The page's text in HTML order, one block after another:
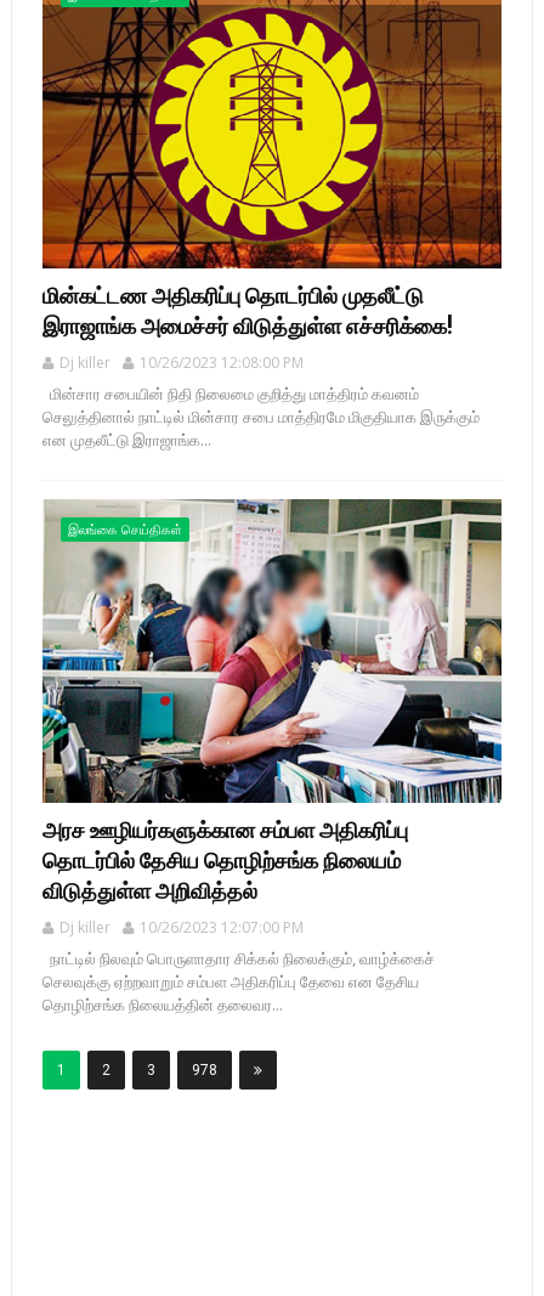
மின்கட்டண அதிகரிப்பு தொடர்பில் முதலீட்டு
இராஜாங்க அமைச்சர் விடுத்துள்ள எச்சரிக்கை!
Dj killer 10/26/2023 12:08:00 PM
மின்சார சபையின் நிதி நிலைமை குறித்து மாத்திரம் கவனம்
செலுத்தினால் நாட்டில் மின்சார சபை மாத்திரமே மிகுதியாக இருக்கும்
என முதலீட்டு இராஜாங்க...
இலங்கை செய்திகள்
அரச ஊழியர்களுக்கான சம்பள அதிகரிப்பு
தொடர்பில் தேசிய தொழிற்சங்க நிலையம்
விடுத்துள்ள அறிவித்தல்
Dj killer 10/26/2023 12:07:00 PM
நாட்டில் நிலவும் பொருளாதார சிக்கல் நிலைக்கும், வாழ்க்கைச்
செலவுக்கு ஏற்றவாறும் சம்பள அதிகரிப்பு தேவை என தேசிய
தொழிற்சங்க நிலையத்தின் தலைவர...
1 2 3 978